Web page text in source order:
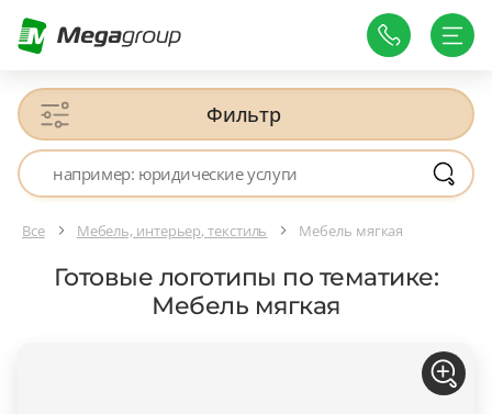
Фильтр
Все Мебель, интерьер, текстиль Мебель мягкая
Готовые логотипы по тематике:
Мебель мягкая